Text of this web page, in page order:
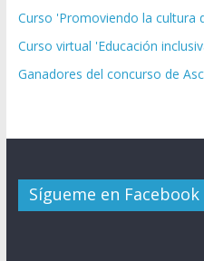
Curso 'Promoviendo la cultura
Curso virtual 'Educación
Ganadores del concurso de
Sígueme en Facebook